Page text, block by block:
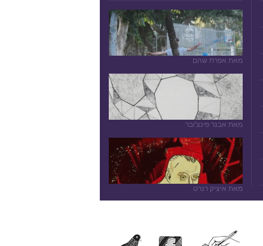
מאת אפרת שהם
מאת אבנר פינצ'ובר
מאת איציק רנרט